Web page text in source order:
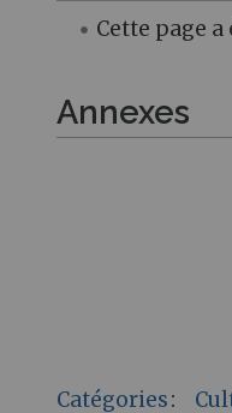
Cette page
Annexes
Catégories: